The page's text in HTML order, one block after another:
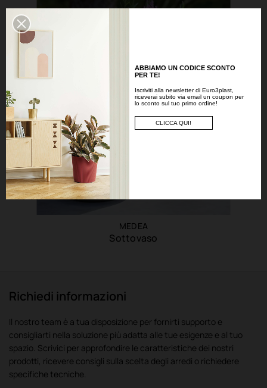
MEDEA
Sottovaso
Richiedi informazioni
Il nostro team è a tua disposizione per fornirti supporto e
consigliarti nella soluzione più adatta alle tue esigenze e al tuo
spazio. Scrivici per approfondire le caratteristiche dei nostri
prodotti, ricevere consigli sulla scelta degli arredi o richiedere
specifiche tecniche.
ABBIAMO UN CODICE SCONTO
PER TE!
Iscriviti alla newsletter di Euro3plast,
riceverai subito via email un coupon per
lo sconto sul tuo primo ordine!
CLICCA QUI!